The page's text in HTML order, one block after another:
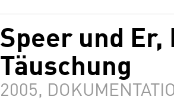
Speer und
Täuschung
2005,